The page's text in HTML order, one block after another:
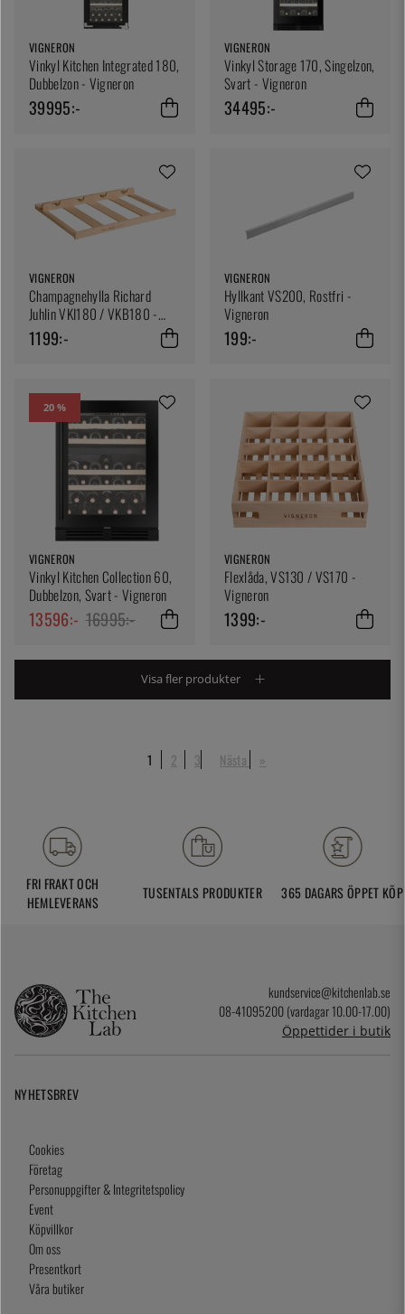
VIGNERON
Vinkyl Kitchen Integrated 180,
Dubbelzon - Vigneron
39995:-
VIGNERON
Vinkyl Storage 170, Singelzon,
Svart - Vigneron
34495:-
VIGNERON
Champagnehylla Richard
Juhlin VKI180 / VKB180 -
Vigneron
1199:-
VIGNERON
Hyllkant VS200, Rostfri -
Vigneron
199:-
20 %
VIGNERON
Vinkyl Kitchen Collection 60,
Dubbelzon, Svart - Vigneron
13596:- 16995:-
VIGNERON
Flexlåda, VS130 / VS170 -
Vigneron
1399:-
Visa fler produkter
1 2 3 Nästa »
FRI FRAKT OCH
HEMLEVERANS
TUSENTALS PRODUKTER 365 DAGARS ÖPPET KÖP
kundservice@kitchenlab.se
08-41095200 (vardagar 10.00-17.00)
Öppettider i butik
NYHETSBREV
Cookies
Företag
Personuppgifter & Integritetspolicy
Event
Köpvillkor
Om oss
Presentkort
Våra butiker